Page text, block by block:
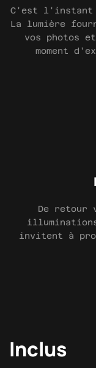
C'est l'instant
La lumière
vos photos
moment
De retour
invitent à
Inclus